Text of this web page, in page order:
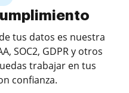
tus datos es nuestra
SOC2, GDPR y otros
trabajar en tus
confianza.